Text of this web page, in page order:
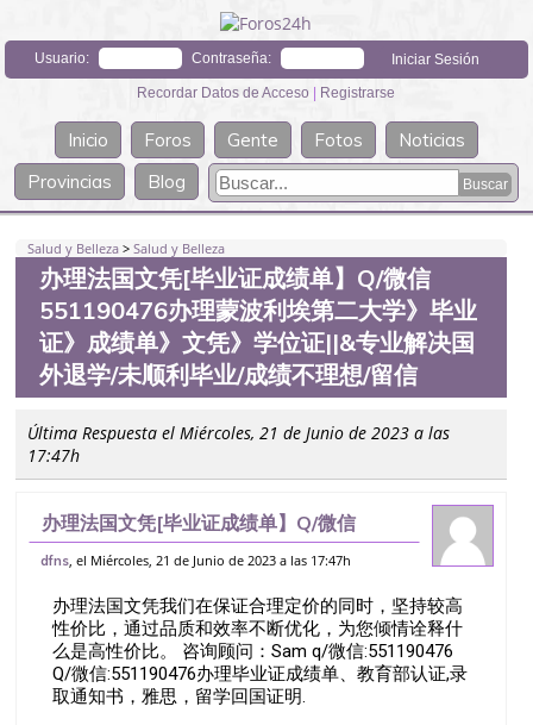
Usuario: Contraseña:
Recordar Datos de Acceso Registrarse
Inicio Foros Gente Fotos
Noticias
Provincias
Blog
Salud y Belleza >Salud y Belleza
办理法国文凭[毕业证成绩单】Q/微信
551190476办理蒙波利埃第二大学》毕业
证》成绩单》文凭》学位证||&专业解决国
外退学/未顺利毕业/成绩不理想/留信
Última Respuesta el Miércoles, 21 de Junio de 2023 a las
17:47h
办理法国文凭[毕业证成绩单】Q/微信
551190476办理蒙波利埃第二大学》毕业
外退学/未顺利毕业/成绩不理想/留信
dfns, el Miércoles, 21 de Junio de 2023 a las 17:47h
办理法国文凭我们在保证合理定价的同时，坚持较高
性价比，通过品质和效率不断优化，为您倾情诠释什
么是高性价比。 咨询顾问：Sam q/微信:551190476
Q/微信:551190476办理毕业证成绩单、教育部认证,录
取通知书，雅思，留学回国证明.